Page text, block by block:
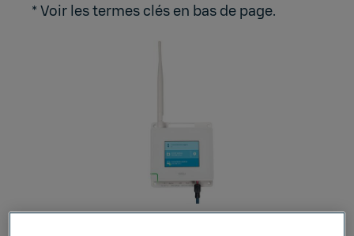
* Voir les termes clés en bas de page.